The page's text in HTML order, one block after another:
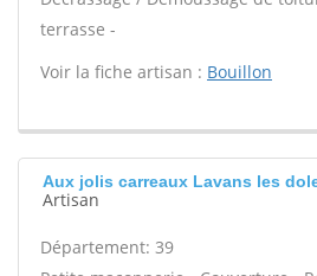
terrasse -
Voir la fiche artisan : Bouillon
Aux jolis carreaux Lavans les
Artisan
Département: 39